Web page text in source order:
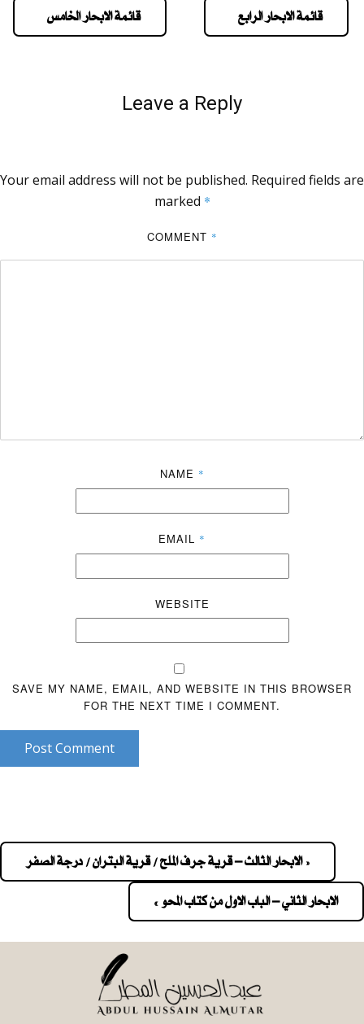
قائمة الابحار الخامس قائمة الابحار الرابع
Leave a Reply
Your email address will not be published. Required fields are
marked *
COMMENT *
NAME *
EMAIL *
WEBSITE
SAVE MY NAME, EMAIL, AND WEBSITE IN THIS BROWSER
FOR THE NEXT TIME I COMMENT.
Post Comment
Post
navigation
« الابحار الثالث – قرية جرف الملح / قرية البتران / درجة الصفر
الابحار الثاني – الباب الاول من كتاب المحو »